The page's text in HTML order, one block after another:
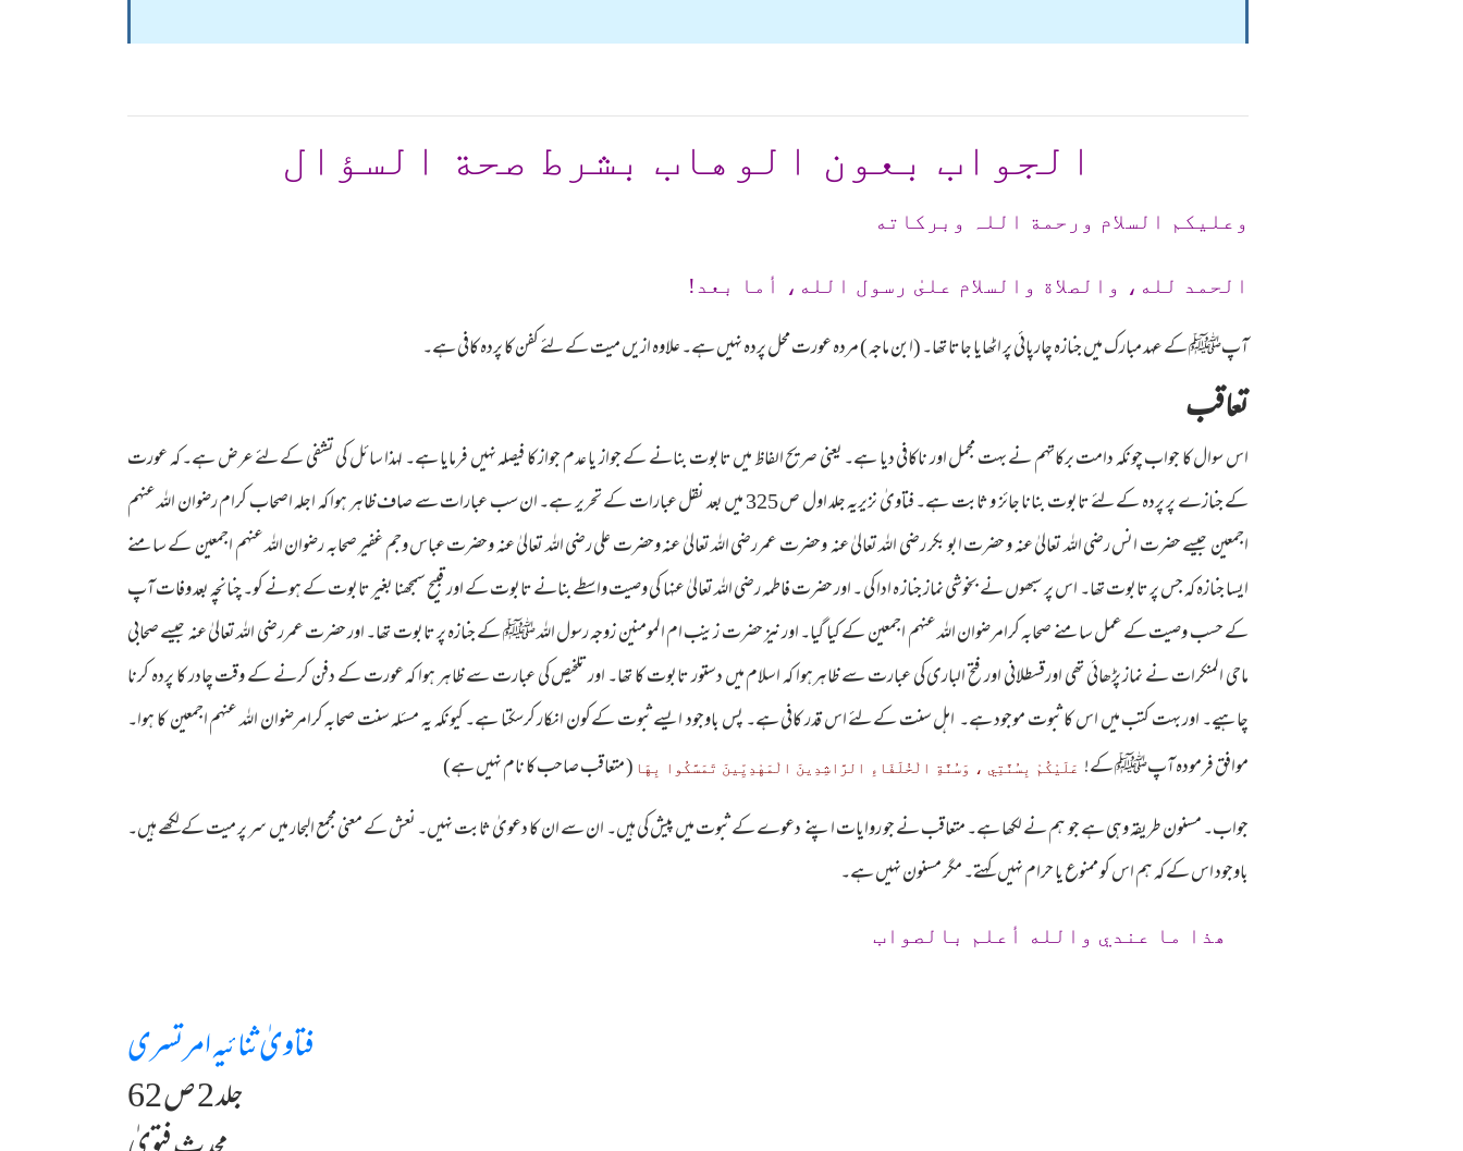
الجواب بعون الوهاب بشرط صحة السؤال
وعلیکم السلام ورحمة اللہ وبرکاته
الحمد لله، والصلاة والسلام علىٰ رسول الله، أما بعد!
آپﷺ کے عہد مبارک میں جنازہ چارپائی پر اٹھایا جاتا تھا۔ (ابن ماجہ ) مردہ عورت محل پردہ نہیں ہے۔ علاوہ ازیں میت کےلئے کفن کا پردہ کافی ہے۔
تعاقب
اس سوال کا جواب چونکہ دامت برکاتہم نے بہت مجمل اور ناکافی دیا ہے۔ یعنی صریح الفاظ میں تابوت بنانے کے جواز یا عدم جواز کا فیصلہ نہیں فرمایا ہے۔ لہذا سائل کی تشفی کےلئے عرض ہے۔ کہ عورت
کے جنازے پر پردہ کےلئے تابوت بنانا جائز و ثابت ہے۔ فتاویٰ نزیریہ جلد اول ص 325 میں بعد نقل عبارات کے تحریر ہے۔ ان سب عبارات سے صاف ظاہر ہوا کہ اجلہ اصحاب کرام رضوان اللہ عنہم
اجمعین جیسے حضرت انس رضی اللہ تعالیٰ عنہ و حضرت ابو بکر رضی اللہ تعالیٰ عنہ وحضرت عمررضی اللہ تعالیٰ عنہ وحضرت علی رضی اللہ تعالیٰ عنہ وحضرت عباس وجم غفیر صحابہ رضوان اللہ عنہم اجمعین کے سامنے
ایسا جنازہ کہ جس پر تابوت تھا۔ اس پر سبھوں نے بخوشی نماز جناز ہ ادا کی ۔ اور حضرت فاطمہ رضی اللہ تعالیٰ عنہا کی وصیت واسطے بنانے تابوت کے اور قبیح سمجھنا بغیر تابوت کے ہونے کو۔ چنانچہ بعد وفات آپ
کے حسب وصیت کے عمل سامنے صحابہ کرامرضوان اللہ عنہم اجمعین کے کیا گیا۔ اور نیز حضرت زینب ام المومنین زوجہ رسول اللہ ﷺ کے جنازہ پر تابوت تھا۔ اور حضرت عمررضی اللہ تعالیٰ عنہ جیسے صحابی
ماحی المنکرات نے نماز پڑھائی تھی اورقسطلانی اور فتح الباری کی عبارت سے ظاہرہوا کہ اسلام میں دستور تابوت کا تھا۔ اورتلخیص کی عبارت سے ظاہر ہوا کہ عورت کے دفن کرنے کے وقت چادر کا پردہ کرنا
چاہیے۔ اور بہت کتب میں اس کا ثبوت موجود ہے۔ اہل سنت کےلئے اس قدر کافی ہے۔ پس باوجود ایسے ثبوت کےکون انکار کرسکتا ہے۔ کیونکہ یہ مسئلہ سنت صحابہ کرامرضوان اللہ عنہم اجمعین کا ہوا۔
موافق فرمودہ آپﷺ کے! عَلَيْكُمْ بِسُنَّتِي ، وَسُنَّةِ الْخُلَفَاءِ الرَّاشِدِينَ الْمَهْدِيِّينَ تَمَسَّكُوا بِهَا ( متعاقب صاحب کا نام نہیں ہے)
جواب۔ مسنون طریقہ وہی ہے جو ہم نے لکھا ہے۔ متعاقب نے جو روایات اپنے دعوے کے ثبوت میں پیش کی ہیں۔ ان سے ان کا دعویٰ ثابت نہیں۔ نعش کے معنی مجمع البحار میں سر پر میت کے لکھے ہیں۔
باوجود اس کے کہ ہم اس کو ممنوع یا حرام نہیں کہتے۔ مگر مسنون نہیں ہے۔
ھذا ما عندي والله أعلم بالصواب
فتاویٰ ثنائیہ امرتسری
جلد 2 ص 62